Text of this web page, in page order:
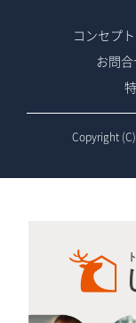
コンセプト
お問合
Copyright